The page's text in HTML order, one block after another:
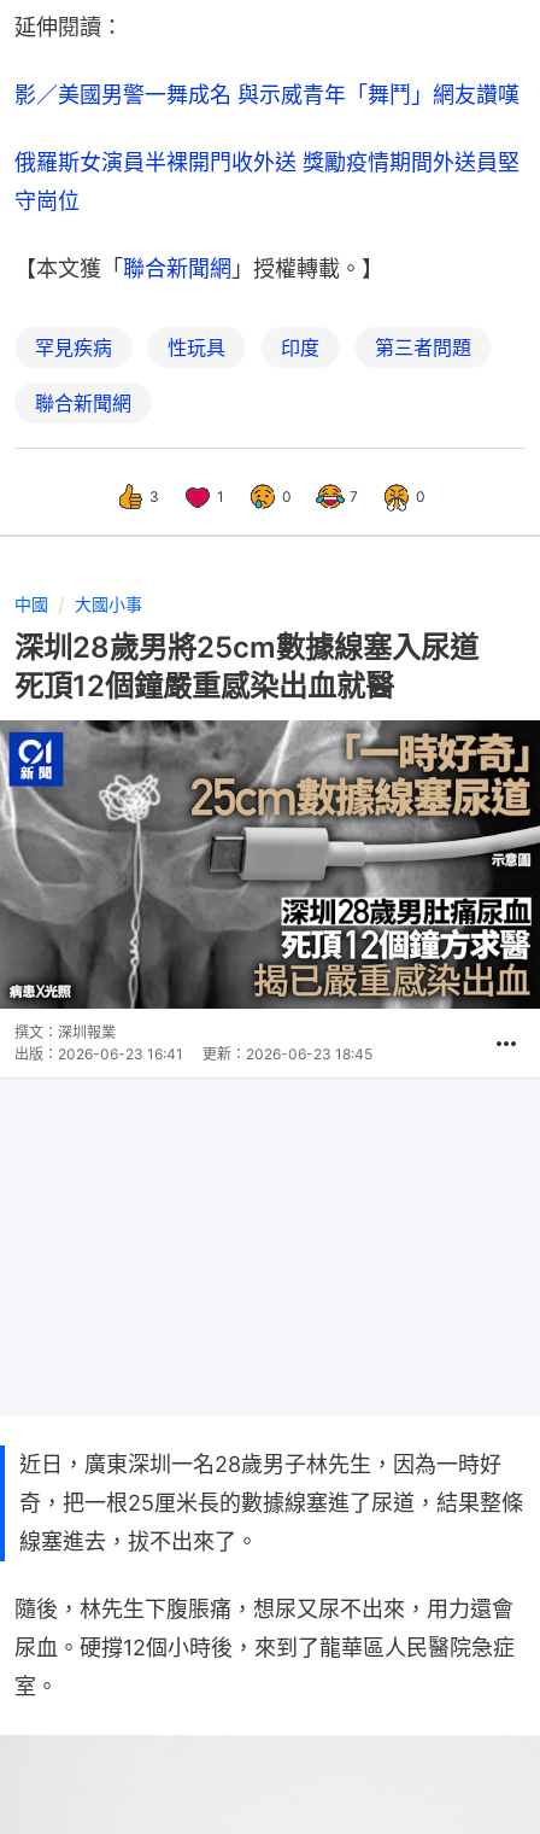
延伸閱讀：
影／美國男警一舞成名 與示威青年「舞鬥」網友讚嘆
俄羅斯女演員半裸開門收外送 獎勵疫情期間外送員堅
守崗位
【本文獲「 聯合新聞網 」授權轉載。】
罕見疾病 性玩具 印度 第三者問題
聯合新聞網
3 1 0 7 0
中國 大國小事
深圳28歲男將25cm數據線塞入尿道
死頂12個鐘嚴重感染出血就醫
撰文： 深圳報業
出版： 2026-06-23 16:41 更新： 2026-06-23 18:45
近日，廣東深圳一名28歲男子林先生，因為一時好
奇，把一根25厘米長的數據線塞進了尿道，結果整條
線塞進去，拔不出來了。
隨後，林先生下腹脹痛，想尿又尿不出來，用力還會
尿血。硬撐12個小時後，來到了龍華區人民醫院急症
室。